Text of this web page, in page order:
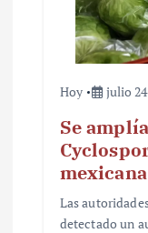
Hoy julio
Se
Las
detectado un